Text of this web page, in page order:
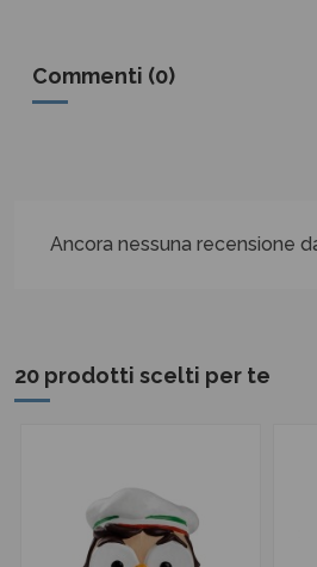
Commenti (0)
Ancora nessuna recensione
20 prodotti scelti per te